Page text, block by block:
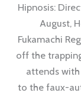
Hipnosis:
August,
Fukamachi
off the
attends with
to the faux-